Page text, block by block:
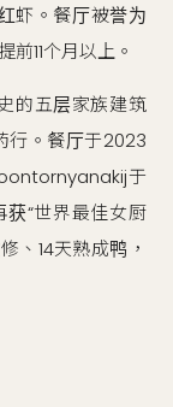
虾。餐厅被誉为
11个月以上。
的五层家族建筑
行。餐厅于2023
于
“世界最佳女厨
、14天熟成鸭，